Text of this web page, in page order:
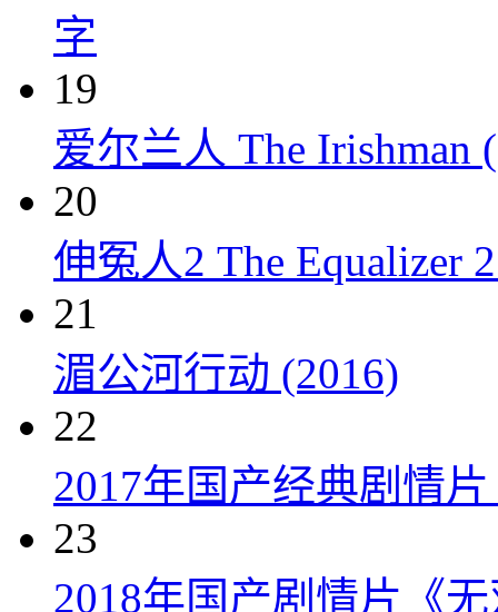
字
19
爱尔兰人 The Irishman
20
伸冤人2 The Equalizer
21
湄公河行动 (2016)
22
2017年国产经典剧情
23
2018年国产剧情片《